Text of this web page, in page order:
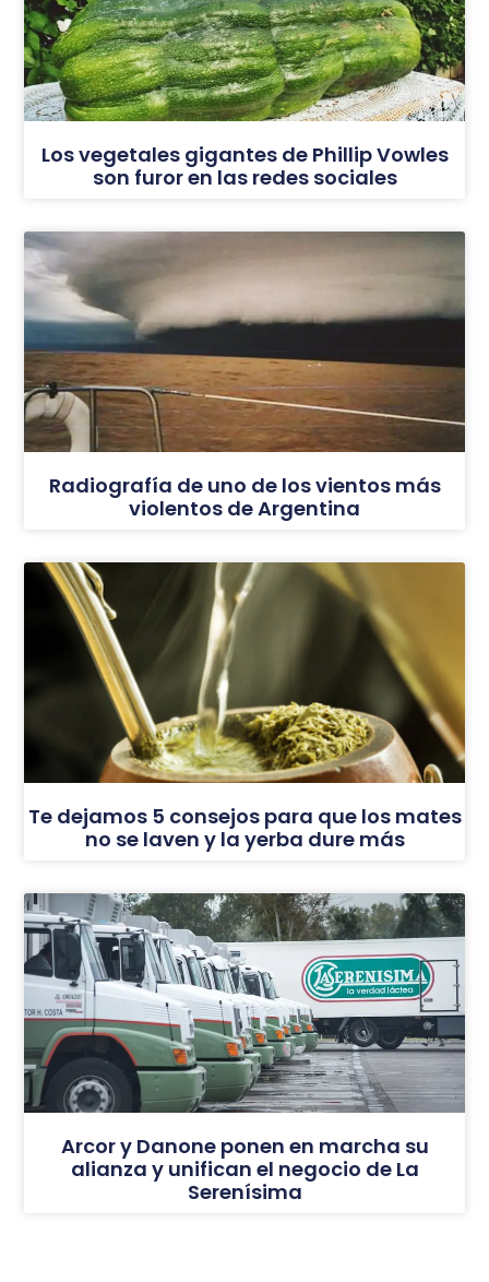
Los vegetales gigantes de Phillip Vowles
son furor en las redes sociales
Radiografía de uno de los vientos más
violentos de Argentina
Te dejamos 5 consejos para que los mates
no se laven y la yerba dure más
Arcor y Danone ponen en marcha su
alianza y unifican el negocio de La
Serenísima